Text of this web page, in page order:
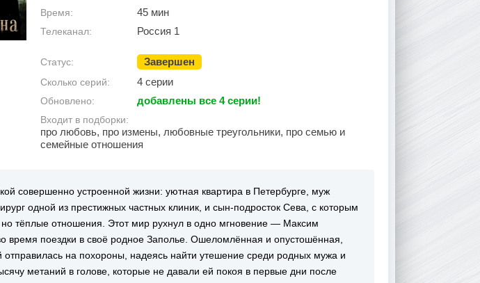
Время: 45 мин
Телеканал: Россия 1
Статус: Завершен
Сколько серий: 4 серии
Обновлено: добавлены все 4 серии!
Входит в подборки:
про любовь, про измены, любовные треугольники, про семью и
семейные отношения
совершенно устроенной жизни: уютная квартира в Петербурге, муж
одной из престижных частных клиник, и сын‑подросток Сева, с которым
тёплые отношения. Этот мир рухнул в одно мгновение — Максим
время поездки в своё родное Заполье. Ошеломлённая и опустошённая,
отправилась на похороны, надеясь найти утешение среди родных мужа и
метаний в голове, которые не давали ей покоя в первые дни после